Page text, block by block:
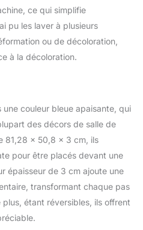
n'importe quelle
décoration d'intérieur de
salle de bain, apporte
sensation
et fantastique
le salon, les
entrées de porte, les
le balcon, la
la maison
animaux de
etc. Tapis de
salle de bain ultra
absorbant : les
en peluche
luxe peuvent
ce qui simplifie
pu les laver à plusieurs
ou de décoloration,
à la décoloration.
couleur bleue apaisante, qui
des décors de salle de
81,28 x 50,8 x 3 cm, ils
pour être placés devant une
épaisseur de 3 cm ajoute une
transformant chaque pas
étant réversibles, ils offrent